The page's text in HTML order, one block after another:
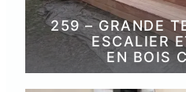
259 – GRANDE
ESCALIER
EN BOIS